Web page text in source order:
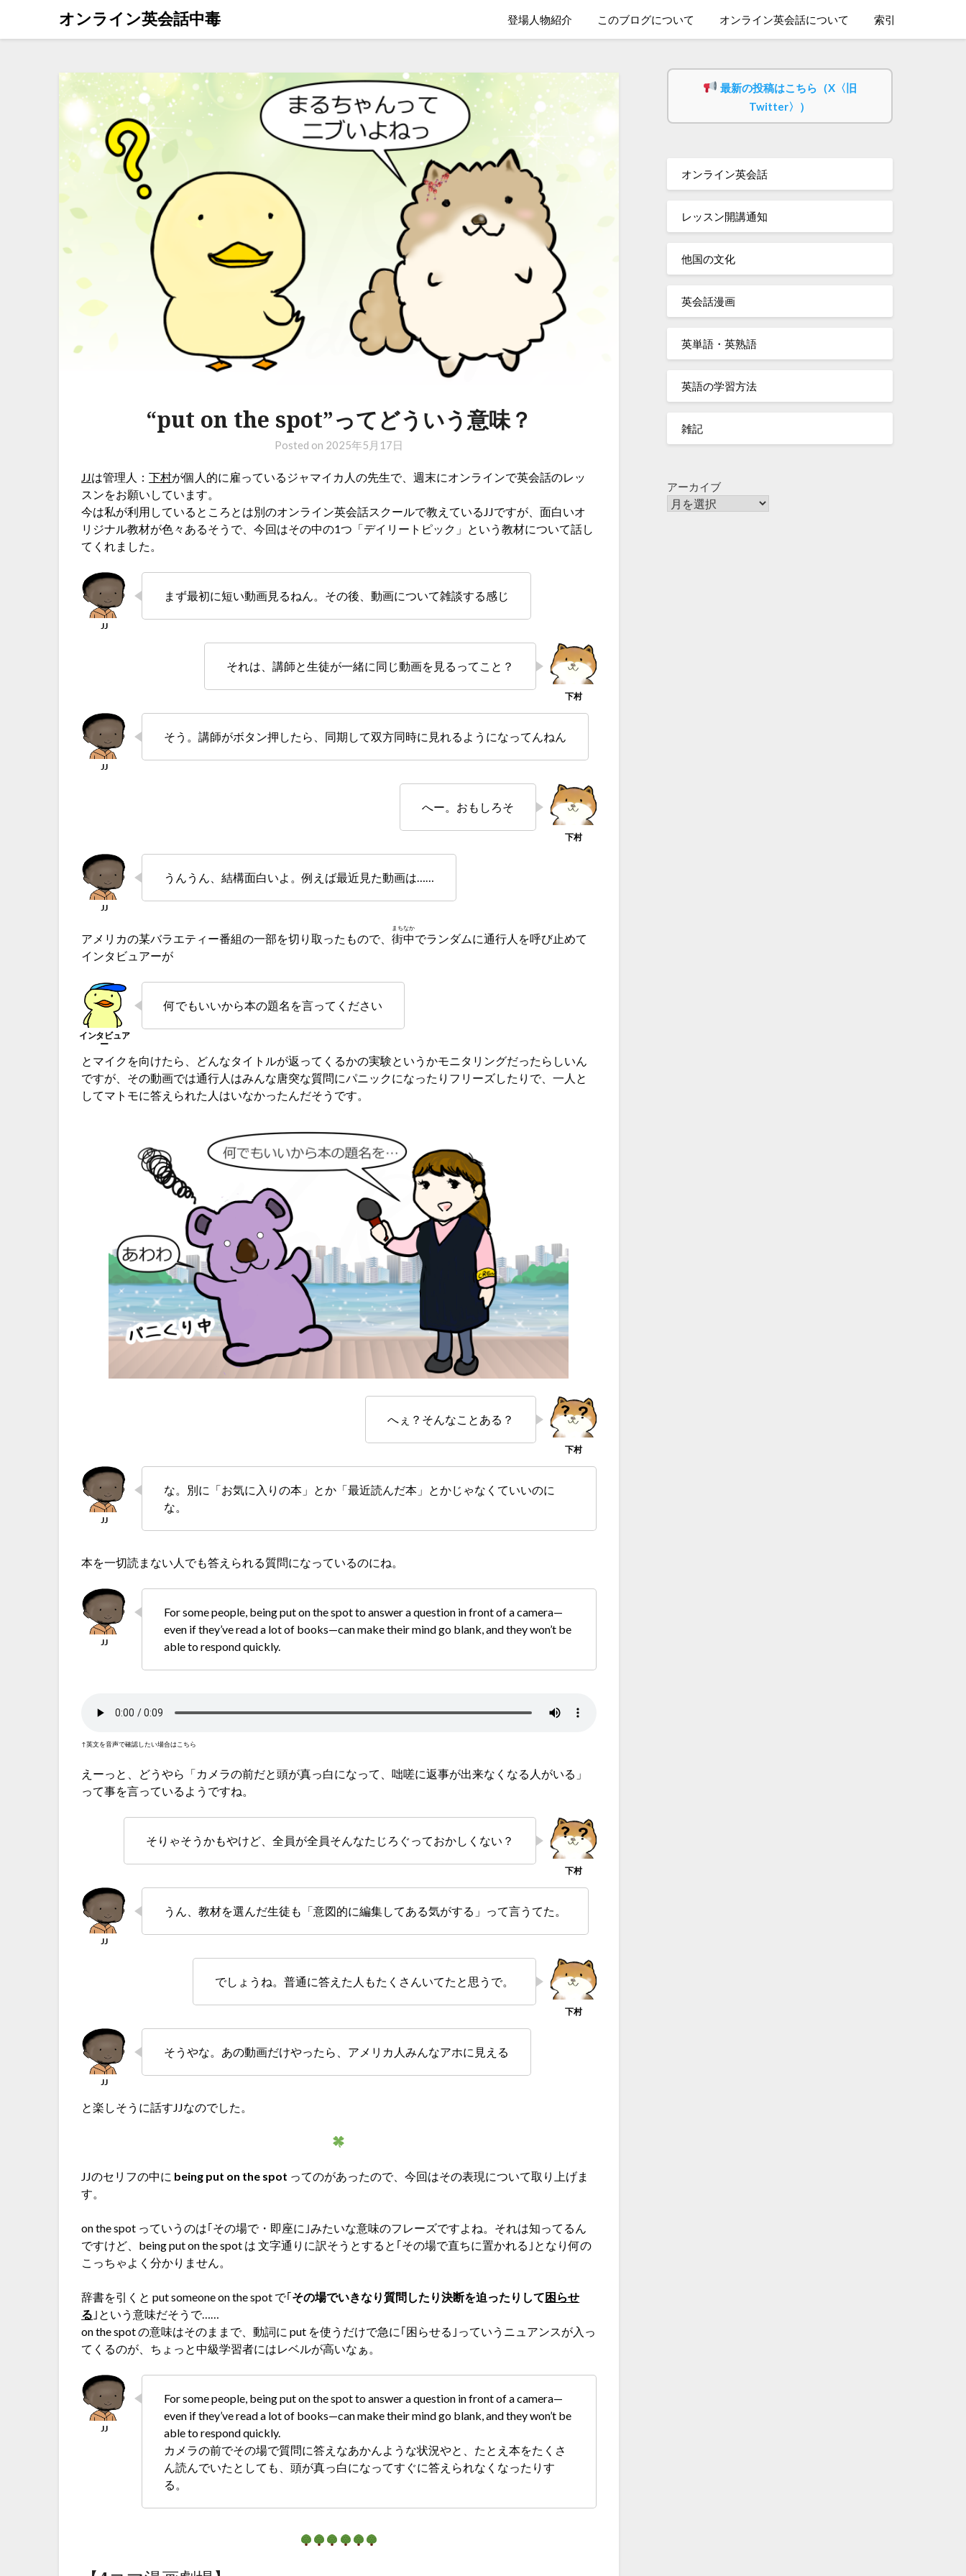
オンライン英会話中毒 登場人物紹介 このブログについて オンライン英会話について 索引
“put on the spot”ってどういう意味？
Posted on 2025年5月17日
JJは管理人：下村が個人的に雇っているジャマイカ人の先生で、週末にオンラインで英会話のレッ
スンをお願いしています。
今は私が利用しているところとは別のオンライン英会話スクールで教えているJJですが、面白いオ
リジナル教材が色々あるそうで、今回はその中の1つ「デイリートピック」という教材について話し
てくれました。
まず最初に短い動画見るねん。その後、動画について雑談する感じ
それは、講師と生徒が一緒に同じ動画を見るってこと？
そう。講師がボタン押したら、同期して双方同時に見れるようになってんねん
へー。おもしろそ
うんうん、結構面白いよ。例えば最近見た動画は……
アメリカの某バラエティー番組の一部を切り取ったもので、街中
まちなか
でランダムに通行人を呼び止めて
インタビュアーが
何でもいいから本の題名を言ってください
とマイクを向けたら、どんなタイトルが返ってくるかの実験というかモニタリングだったらしいん
ですが、その動画では通行人はみんな唐突な質問にパニックになったりフリーズしたりで、一人と
してマトモに答えられた人はいなかったんだそうです。
へぇ？そんなことある？
な。別に「お気に入りの本」とか「最近読んだ本」とかじゃなくていいのに
な。
本を一切読まない人でも答えられる質問になっているのにね。
For some people, being put on the spot to answer a question in front of a camera—
even if they’ve read a lot of books—can make their mind go blank, and they won’t be
able to respond quickly.
↑英文を音声で確認したい場合はこちら
えーっと、どうやら「カメラの前だと頭が真っ白になって、咄嗟に返事が出来なくなる人がいる」
って事を言っているようですね。
そりゃそうかもやけど、全員が全員そんなたじろぐっておかしくない？
うん、教材を選んだ生徒も「意図的に編集してある気がする」って言うてた。
でしょうね。普通に答えた人もたくさんいてたと思うで。
そうやな。あの動画だけやったら、アメリカ人みんなアホに見える
と楽しそうに話すJJなのでした。
JJのセリフの中に being put on the spot ってのがあったので、今回はその表現について取り上げま
す。
on the spot っていうのは｢その場で・即座に｣みたいな意味のフレーズですよね。それは知ってるん
ですけど、being put on the spot は 文字通りに訳そうとすると｢その場で直ちに置かれる｣となり何の
こっちゃよく分かりません。
辞書を引くと put someone on the spot で｢その場でいきなり質問したり決断を迫ったりして 困らせ
る ｣という意味だそうで……
on the spot の意味はそのままで、動詞に put を使うだけで急に｢困らせる｣っていうニュアンスが入っ
てくるのが、ちょっと中級学習者にはレベルが高いなぁ。
For some people, being put on the spot to answer a question in front of a camera—
even if they’ve read a lot of books—can make their mind go blank, and they won’t be
able to respond quickly.
カメラの前でその場で質問に答えなあかんような状況やと、たとえ本をたくさ
ん読んでいたとしても、頭が真っ白になってすぐに答えられなくなったりす
る。
最新の投稿はこちら（X〈旧
Twitter〉）
オンライン英会話
レッスン開講通知
他国の文化
英会話漫画
英単語・英熟語
英語の学習方法
雑記
アーカイブ